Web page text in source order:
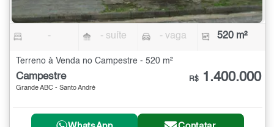
- - suíte - vaga 520 m²
Terreno à Venda no Campestre - 520 m²
Campestre
Grande ABC - Santo André
R$ 1.400.000